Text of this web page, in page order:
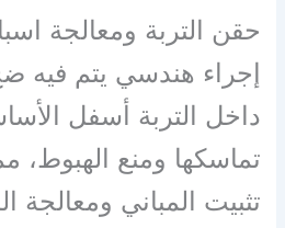
حقن التربة ومعالجة
إجراء هندسي يتم فيه
داخل التربة أسفل
تماسكها ومنع الهبوط،
تثبيت المباني ومعالجة